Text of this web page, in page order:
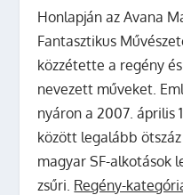
Honlapján az Avana
Fantasztikus
közzétette a regény
nevezett műveket.
nyáron a 2007. április
között legalább
magyar SF-alkotások
zsűri. Regény-